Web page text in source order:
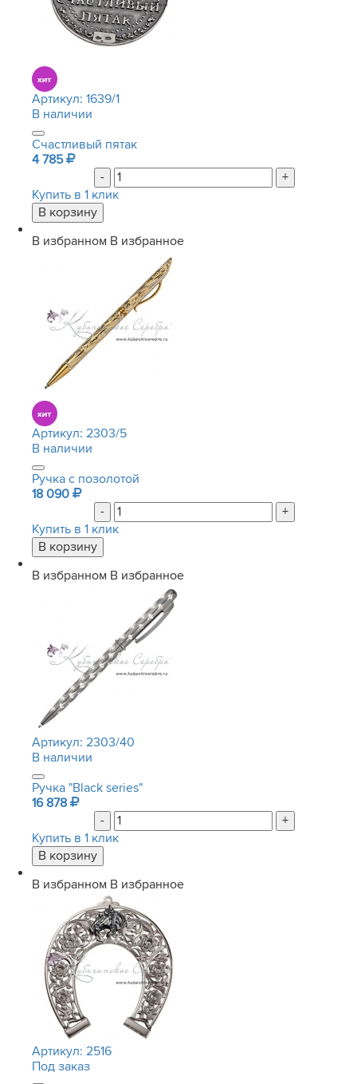
Артикул: 1639/1
В наличии
Счастливый пятак
4 785
-
+
Купить в 1 клик
В избранном В избранное
Артикул: 2303/5
В наличии
Ручка с позолотой
18 090
-
+
Купить в 1 клик
В избранном В избранное
Артикул: 2303/40
В наличии
Ручка "Black series"
16 878
-
+
Купить в 1 клик
В избранном В избранное
Артикул: 2516
Под заказ